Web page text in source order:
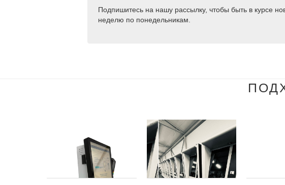
Подпишитесь на нашу рассылку, чтобы быть в курсе
неделю по понедельникам.